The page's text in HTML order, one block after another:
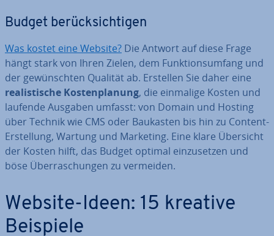
Budget be­rück­sich­ti­gen
Was kostet eine Website? Die Antwort auf diese Frage
hängt stark von Ihren Zielen, dem Funk­ti­ons­um­fang und
der ge­wünsch­ten Qualität ab. Erstellen Sie daher eine
rea­lis­ti­sche Kos­ten­pla­nung, die einmalige Kosten und
laufende Ausgaben umfasst: von Domain und Hosting
über Technik wie CMS oder Baukasten bis hin zu Content-
Er­stel­lung, Wartung und Marketing. Eine klare Übersicht
der Kosten hilft, das Budget optimal ein­zu­set­zen und
böse Über­ra­schun­gen zu vermeiden.
Website-Ideen: 15 kreative
Beispiele